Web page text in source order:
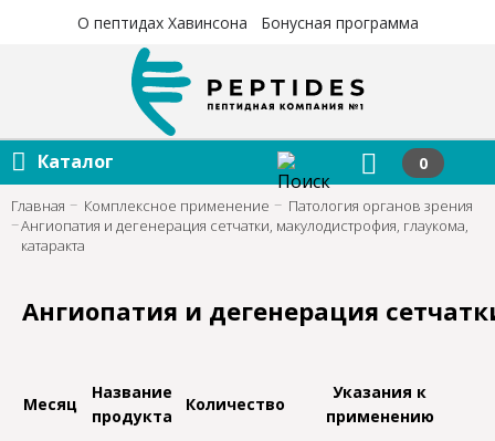
О пептидах Хавинсона Бонусная программа
Каталог 0
Главная Комплексное применение
Патология органов зрения
Ангиопатия и дегенерация сетчатки, макулодистрофия, глаукома,
катаракта
Ангиопатия и дегенерация
Месяц
Название
продукта
Количество
Указания к
применению